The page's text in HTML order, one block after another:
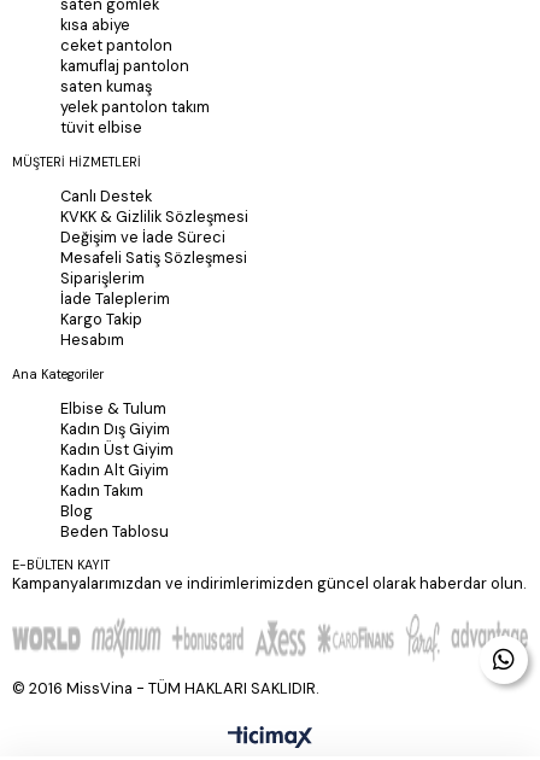
saten gömlek
kısa abiye
ceket pantolon
kamuflaj pantolon
saten kumaş
yelek pantolon takım
tüvit elbise
MÜŞTERİ HİZMETLERİ
Canlı Destek
KVKK & Gizlilik Sözleşmesi
Değişim ve İade Süreci
Mesafeli Satiş Sözleşmesi
Siparişlerim
İade Taleplerim
Kargo Takip
Hesabım
Ana Kategoriler
Elbise & Tulum
Kadın Dış Giyim
Kadın Üst Giyim
Kadın Alt Giyim
Kadın Takım
Blog
Beden Tablosu
E-BÜLTEN KAYIT
Kampanyalarımızdan ve indirimlerimizden güncel olarak haberdar olun.
© 2016 MissVina - TÜM HAKLARI SAKLIDIR.